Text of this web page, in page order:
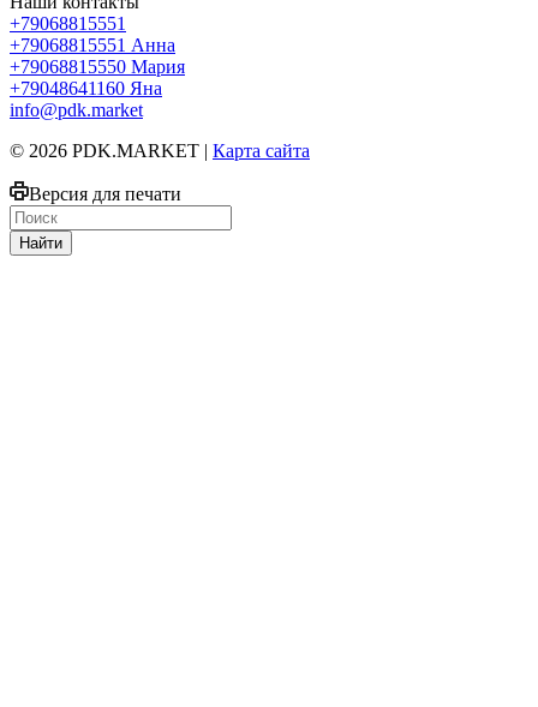
+79068815551
+79068815551 Анна
+79068815550 Мария
+79048641160 Яна
info@pdk.market
© 2026 PDK.MARKET | Карта сайта
Версия для печати
Найти